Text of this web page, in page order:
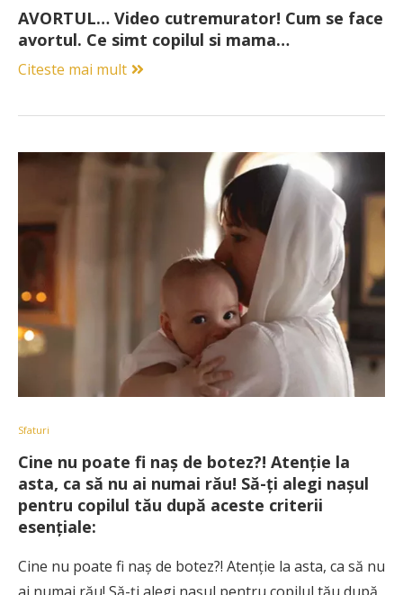
AVORTUL… Video cutremurator! Cum se face
avortul. Ce simt copilul si mama…
Citeste mai mult
Sfaturi
Cine nu poate fi naș de botez?! Atenție la
asta, ca să nu ai numai rău! Să-ți alegi nașul
pentru copilul tău după aceste criterii
esențiale:
Cine nu poate fi naș de botez?! Atenție la asta, ca să nu